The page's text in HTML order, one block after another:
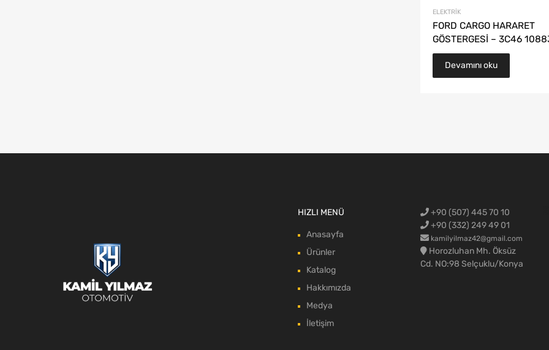
ELEKTRIK
FORD CARGO HARARET
GÖSTERGESİ – 3C46
Devamını oku
HIZLI MENÜ
Anasayfa
Ürünler
Katalog
Hakkımızda
Medya
İletişim
+90 (507) 445 70 10
+90 (332) 249 49 01
kamilyilmaz42@gmail.com
Horozluhan Mh. Öksüz
Cd. NO:98 Selçuklu/Konya